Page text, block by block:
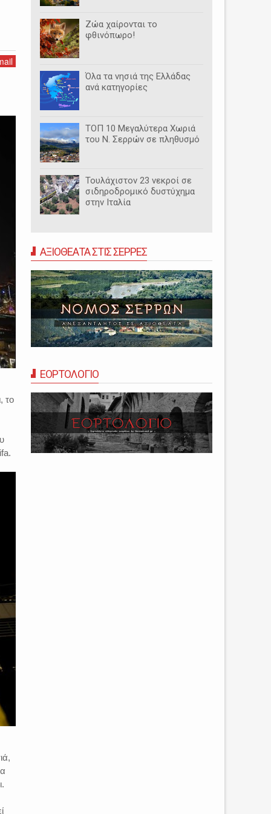
το
Ζώα χαίρονται το
φθινόπωρο!
Όλα τα νησιά της Ελλάδας
ανά κατηγορίες
ΤΟΠ 10 Μεγαλύτερα Χωριά
του Ν. Σερρών σε πληθυσμό
Τουλάχιστον 23 νεκροί σε
σιδηροδρομικό δυστύχημα
στην Ιταλία
ΑΞΙΟΘΕΑΤΑ ΣΤΙΣ ΣΕΡΡΕΣ
ΕΟΡΤΟΛΟΓΙΟ